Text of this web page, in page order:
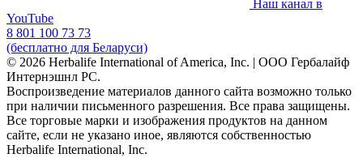
Наш канал в
YouTube
8 801 100 73 73
(бесплатно для Беларуси)
© 2026 Herbalife International of America, Inc. | ООО Гербалайф
Интернэшнл РС.
Воспроизведение материалов данного сайта возможно только
при наличии письменного разрешения. Все права защищены.
Все торговые марки и изображения продуктов на данном
сайте, если не указано иное, являются собственностью
Herbalife International, Inc.